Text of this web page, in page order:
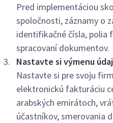
Pred implementáciou
spoločnosti, záznamy o
identifikačné čísla, polia
spracovaní dokumentov.
Nastavte si výmenu
Nastavte si pre svoju
elektronickú fakturáciu
arabských emirátoch,
účastníkov, smerovania